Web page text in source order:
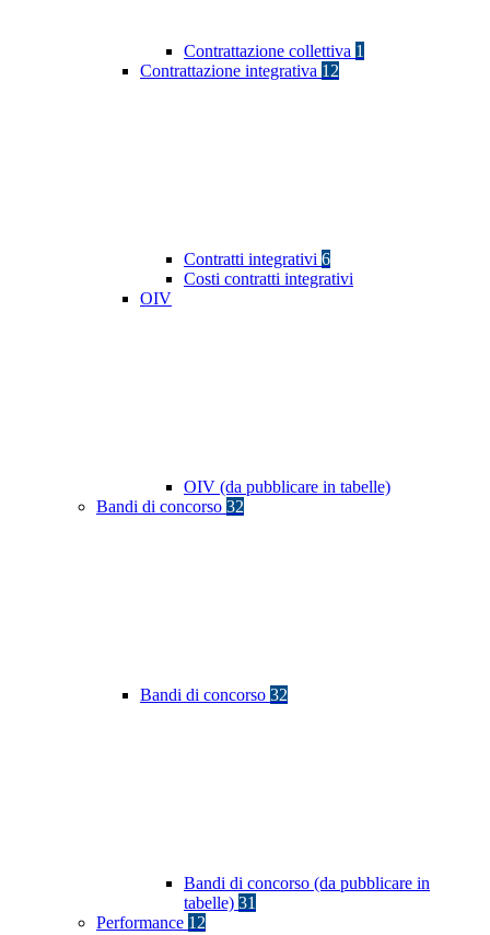
Contrattazione collettiva 1
Contrattazione integrativa 12
Contratti integrativi 6
Costi contratti integrativi
OIV
OIV (da pubblicare in tabelle)
Bandi di concorso 32
Bandi di concorso 32
Bandi di concorso (da pubblicare in
tabelle) 31
Performance 12